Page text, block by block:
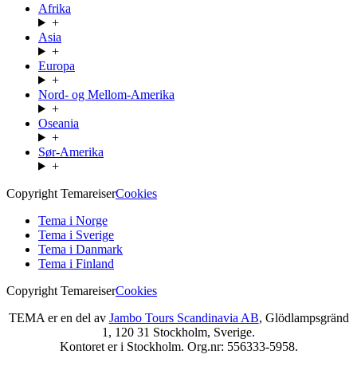
Afrika
+
Asia
+
Europa
+
Nord- og Mellom-Amerika
+
Oseania
+
Sør-Amerika
+
Copyright TemareiserCookies
Tema i Norge
Tema i Sverige
Tema i Danmark
Tema i Finland
Copyright TemareiserCookies
TEMA er en del av Jambo Tours Scandinavia AB, Glödlampsgränd
1, 120 31 Stockholm, Sverige.
Kontoret er i Stockholm. Org.nr: 556333-5958.